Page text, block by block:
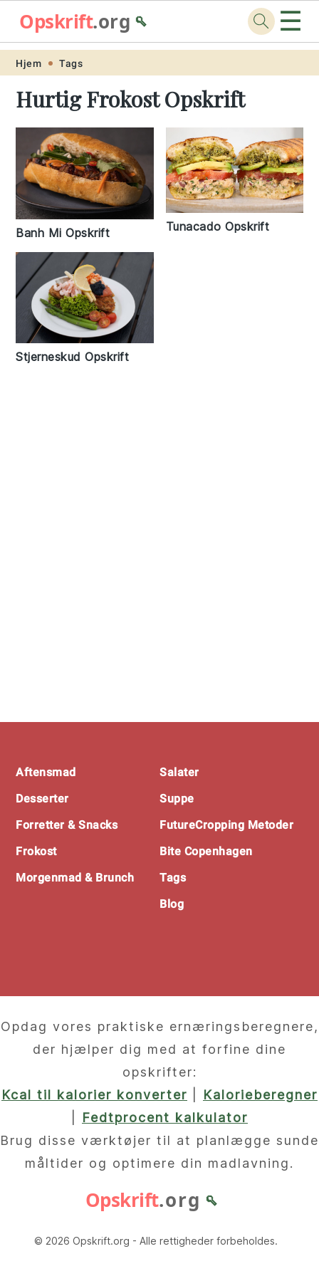
Skip
primary
navigation
Skip
main
content
Skip
primary
sidebar
Skip
footer
Opskrift.org🥄 ☰
Hjem Tags
Hurtig Frokost Opskrift
Banh Mi Opskrift Tunacado Opskrift
Stjerneskud Opskrift
Footer
Aftensmad
Desserter
Forretter & Snacks
Frokost
Morgenmad & Brunch
Salater
Suppe
FutureCropping Metoder
Bite Copenhagen
Tags
Blog
Opdag vores praktiske ernæringsberegnere,
der hjælper dig med at forfine dine
opskrifter:
Kcal til kalorier konverter
Kalorieberegner
Fedtprocent kalkulator
Brug disse værktøjer til at planlægge sunde
måltider og optimere din madlavning.
Opskrift.org 🥄
© 2026 Opskrift.org - Alle rettigheder forbeholdes.